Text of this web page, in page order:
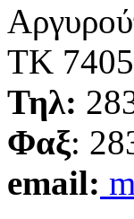
ΤΚ
Τηλ:
Φαξ:
email: